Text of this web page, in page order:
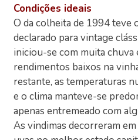
Condições ideais
O da colheita de 1994 teve
declarado para vintage
iniciou-se com muita
rendimentos baixos na
restante, as temperaturas
e o clima manteve-se
apenas entremeado com
As vindimas decorreram